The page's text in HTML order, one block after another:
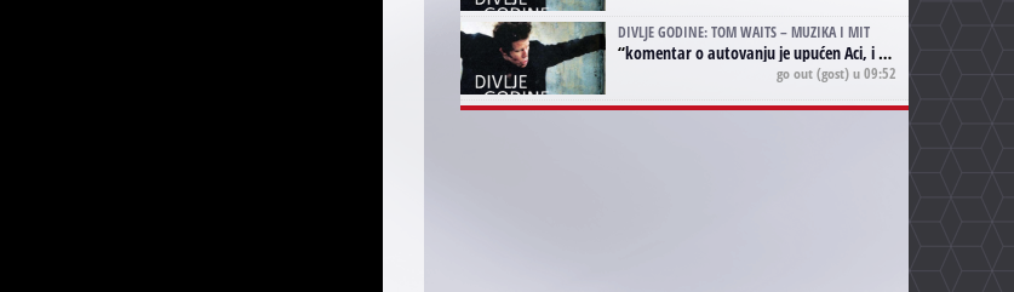
DIVLJE GODINE: TOM WAITS – MUZIKA I MIT
“komentar o autovanju je upućen Aci, i odnosi se na ono drugo autovanje...'senzualnost Waitsa' ;)
go out(gost) u 09:52